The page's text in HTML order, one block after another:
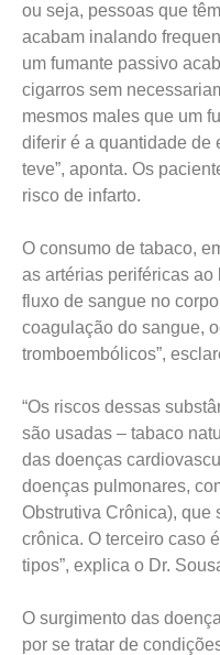
ou seja, pessoas que
acabam inalando
um fumante passivo
cigarros sem
mesmos males que um
diferir é a quantidade de
teve”, aponta. Os
risco de infarto.
O consumo de tabaco,
as artérias periféricas
fluxo de sangue no
coagulação do sangue,
tromboembólicos”,
“Os riscos dessas
são usadas – tabaco
das doenças
doenças pulmonares,
Obstrutiva Crônica), que
crônica. O terceiro caso
tipos”, explica o Dr.
O surgimento das
por se tratar de